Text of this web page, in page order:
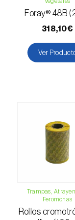
Escarabajo
orientalis)
Escarabajo
serranoi)
Escarabajo
madera (
Esfinge de la
Falena
Foray® 48B
318,10€
Ver
Trampas,
Feromonas
Rollos